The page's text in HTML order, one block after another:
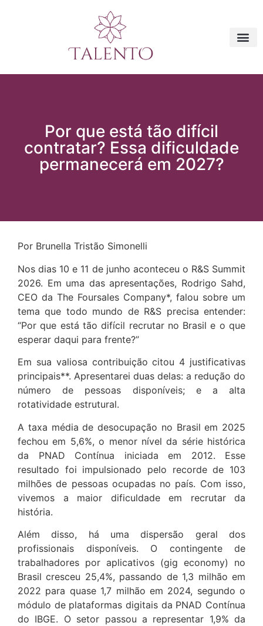
Por que está tão difícil
contratar? Essa dificuldade
permanecerá em 2027?
Por Brunella Tristão Simonelli
Nos dias 10 e 11 de junho aconteceu o R&S Summit
2026. Em uma das apresentações, Rodrigo Sahd,
CEO da The Foursales Company*, falou sobre um
tema que todo mundo de R&S precisa entender:
“Por que está tão difícil recrutar no Brasil e o que
esperar daqui para frente?”
Em sua valiosa contribuição citou 4 justificativas
principais**. Apresentarei duas delas: a redução do
número de pessoas disponíveis; e a alta
rotatividade estrutural.
A taxa média de desocupação no Brasil em 2025
fechou em 5,6%, o menor nível da série histórica
da PNAD Contínua iniciada em 2012. Esse
resultado foi impulsionado pelo recorde de 103
milhões de pessoas ocupadas no país. Com isso,
vivemos a maior dificuldade em recrutar da
história.
Além disso, há uma dispersão geral dos
profissionais disponíveis. O contingente de
trabalhadores por aplicativos (gig economy) no
Brasil cresceu 25,4%, passando de 1,3 milhão em
2022 para quase 1,7 milhão em 2024, segundo o
módulo de plataformas digitais da PNAD Contínua
do IBGE. O setor passou a representar 1,9% da